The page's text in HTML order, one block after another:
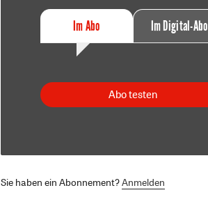
Im Abo Im Digital-Abo
Abo testen
Sie haben ein Abonnement?Anmelden